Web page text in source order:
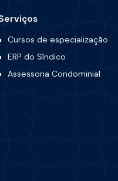
Cursos de especialização
ERP do Síndico
Assessoria Condominial